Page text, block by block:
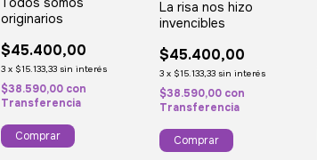
originarios
$45.400,00
3 x $15.133,33 sin interés
$38.590,00 con
Transferencia
Comprar
La risa nos hizo
invencibles
$45.400,00
3 x $15.133,33 sin interés
$38.590,00 con
Transferencia
Comprar